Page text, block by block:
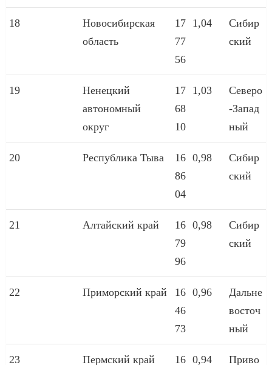
18
Новосибирская
область
17
77
56
1,04
Сибир
ский
19
Ненецкий
автономный
округ
17
68
10
1,03
Северо
-Запад
ный
20 Республика Тыва
16
86
04
0,98
Сибир
ский
21 Алтайский край
16
79
96
0,98
Сибир
ский
22 Приморский край
16
46
73
0,96
Дальне
восточ
ный
23 Пермский край
16 0,94
Приво